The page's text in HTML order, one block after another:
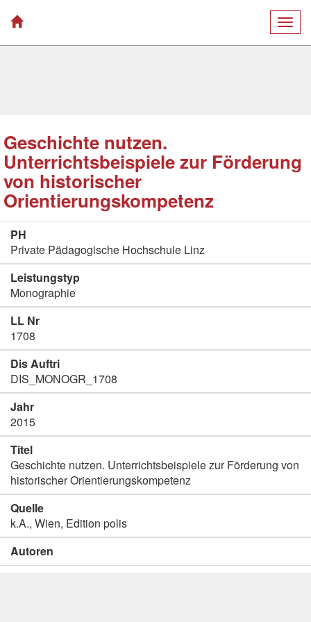
Geschichte nutzen.
Unterrichtsbeispiele zur Förderung
von historischer
Orientierungskompetenz
PH
Private Pädagogische Hochschule Linz
Leistungstyp
Monographie
LL Nr
1708
Dis Auftri
DIS_MONOGR_1708
Jahr
2015
Titel
Geschichte nutzen. Unterrichtsbeispiele zur Förderung von
historischer Orientierungskompetenz
Quelle
k.A., Wien, Edition polis
Autoren